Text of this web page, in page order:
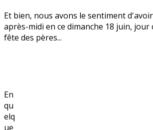
Et bien, nous avons le sentiment
après-midi en ce dimanche 18 juin, jour
fête des pères...
En
qu
elq
ue